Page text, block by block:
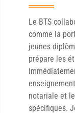
Le BTS
comme la
jeunes
prépare les
notariale et
spécifiques.